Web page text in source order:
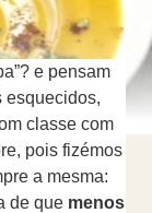
e pensam
esquecidos,
classe com
pois fizémos
a mesma:
de que menos